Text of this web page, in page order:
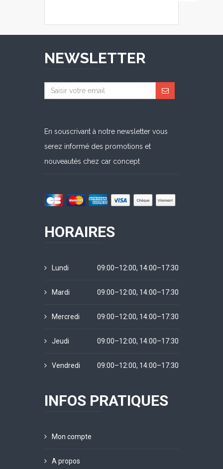
NEWSLETTER
En souscrivant à notre newsletter vous
serez informé des promotions et
nouveautés chez car concept
HORAIRES
Lundi 09:00–12:00, 14:00–17:30
Mardi 09:00–12:00, 14:00–17:30
Mercredi 09:00–12:00, 14:00–17:30
Jeudi 09:00–12:00, 14:00–17:30
Vendredi 09:00–12:00, 14:00–17:30
INFOS PRATIQUES
Mon compte
A propos